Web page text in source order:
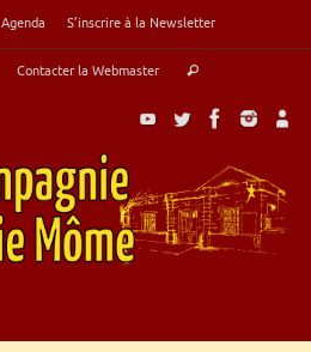
Agenda S’inscrire à la Newsletter
Contacter la Webmaster Rechercher